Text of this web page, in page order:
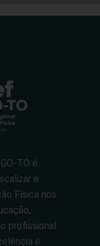
TO é
e
Física nos
profissional
e